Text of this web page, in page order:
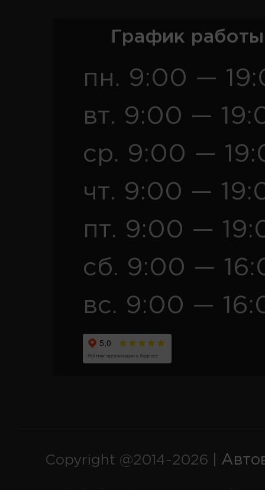
График
пн. 9:00 —
вт. 9:00 —
ср. 9:00 —
чт. 9:00 —
пт. 9:00 —
сб. 9:00 —
вс. 9:00 —
Copyright @2014-2026 |